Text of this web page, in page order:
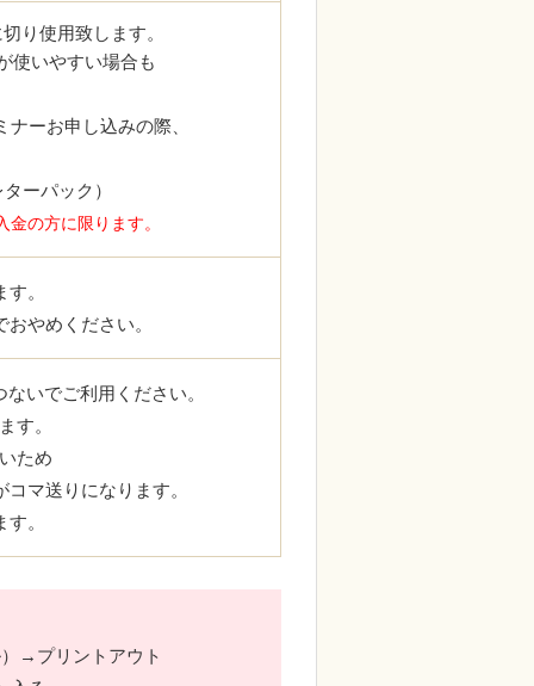
り使用致します。
使いやすい場合も
ーお申し込みの際、
ーパック）
の方に限ります。
。
やめください。
いでご利用ください。
す。
ため
マ送りになります。
。
→プリントアウト